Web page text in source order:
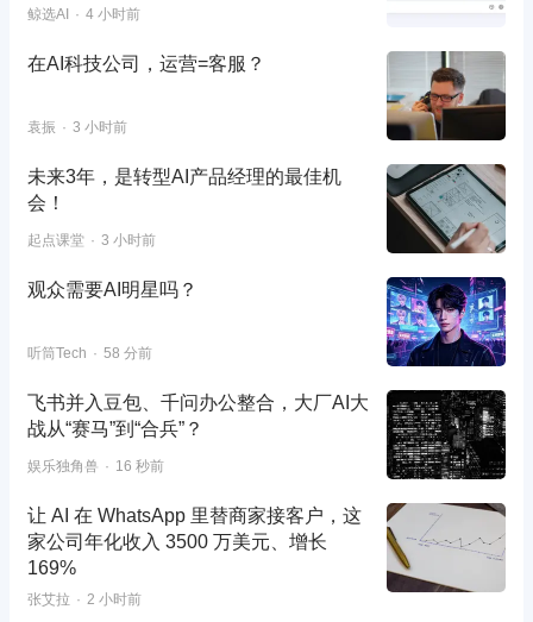
鲸选AI 4 小时前
在AI科技公司，运营=客服？
袁振 3 小时前
未来3年，是转型AI产品经理的最佳机
会！
起点课堂 3 小时前
观众需要AI明星吗？
听筒Tech 58 分前
飞书并入豆包、千问办公整合，大厂AI大
战从“赛马”到“合兵”？
娱乐独角兽 16 秒前
让 AI 在 WhatsApp 里替商家接客户，这
家公司年化收入 3500 万美元、增长
169%
张艾拉 2 小时前